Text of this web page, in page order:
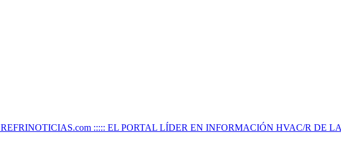
REFRINOTICIAS.com ::::: EL PORTAL LÍDER EN INFORMACIÓN HVAC/R DE